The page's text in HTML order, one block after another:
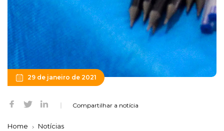
29 de janeiro de 2021
Compartilhar a notícia
Home
Notícias